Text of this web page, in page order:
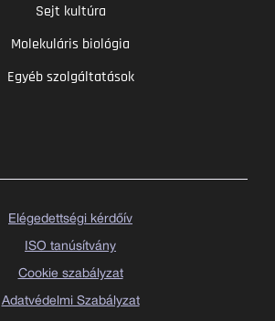
Sejt kultúra
Molekuláris biológia
Egyéb szolgáltatások
Elégedettségi kérdőív
ISO tanúsítvány
Cookie szabályzat
Adatvédelmi Szabályzat